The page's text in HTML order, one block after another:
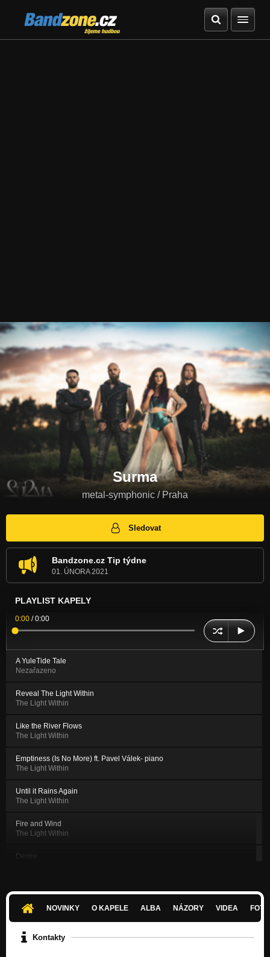
Bandzone.cz
žijeme hudbou
Surma
metal-symphonic / Praha
Sledovat
Bandzone.cz Tip týdne
01. ÚNORA 2021
PLAYLIST KAPELY
0:00 /0:00
A YuleTide Tale
Nezařazeno
Reveal The Light Within
The Light Within
Like the River Flows
The Light Within
Emptiness (Is No More) ft. Pavel Válek- piano
The Light Within
Until it Rains Again
The Light Within
Fire and Wind
The Light Within
Desire
Downfall
The Light Within
NOVINKY O KAPELE ALBA NÁZORY VIDEA
Kontakty